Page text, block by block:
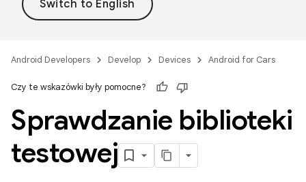
Android Developers Develop Devices Android for Cars
Czy te wskazówki były pomocne?
Sprawdzanie biblioteki
testowej